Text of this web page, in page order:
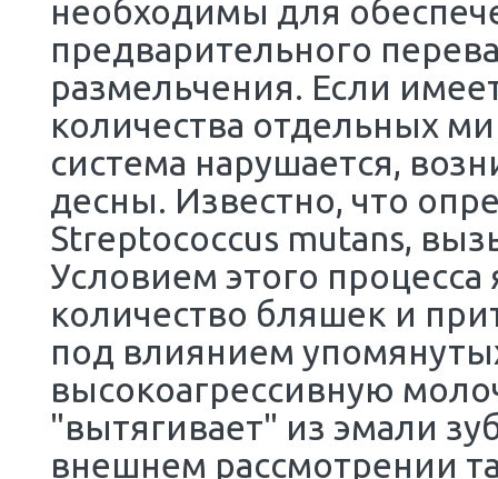
бактерий, которые
благоприятно
считается
необходимы для
предварительного
размельчения.
количества
система
десны. Известно,
Streptococcus